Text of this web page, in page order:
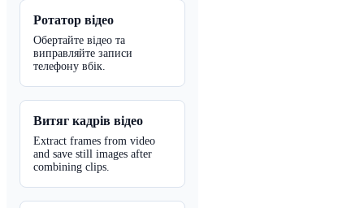
Ротатор відео
Обертайте відео та
виправляйте записи
телефону вбік.
Витяг кадрів відео
Extract frames from video
and save still images after
combining clips.